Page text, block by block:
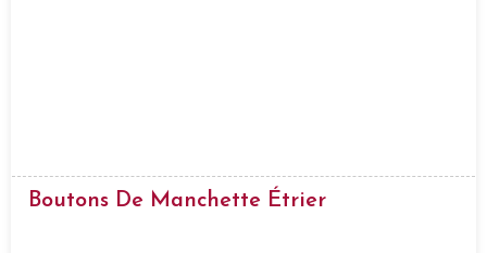
Boutons De Manchette Étrier